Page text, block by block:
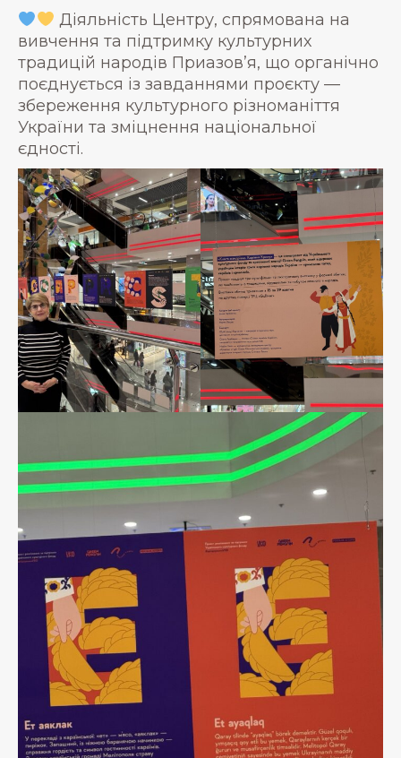
Діяльність Центру, спрямована на
вивчення та підтримку культурних
традицій народів Приазов’я, що органічно
поєднується із завданнями проєкту —
збереження культурного різноманіття
України та зміцнення національної
єдності.